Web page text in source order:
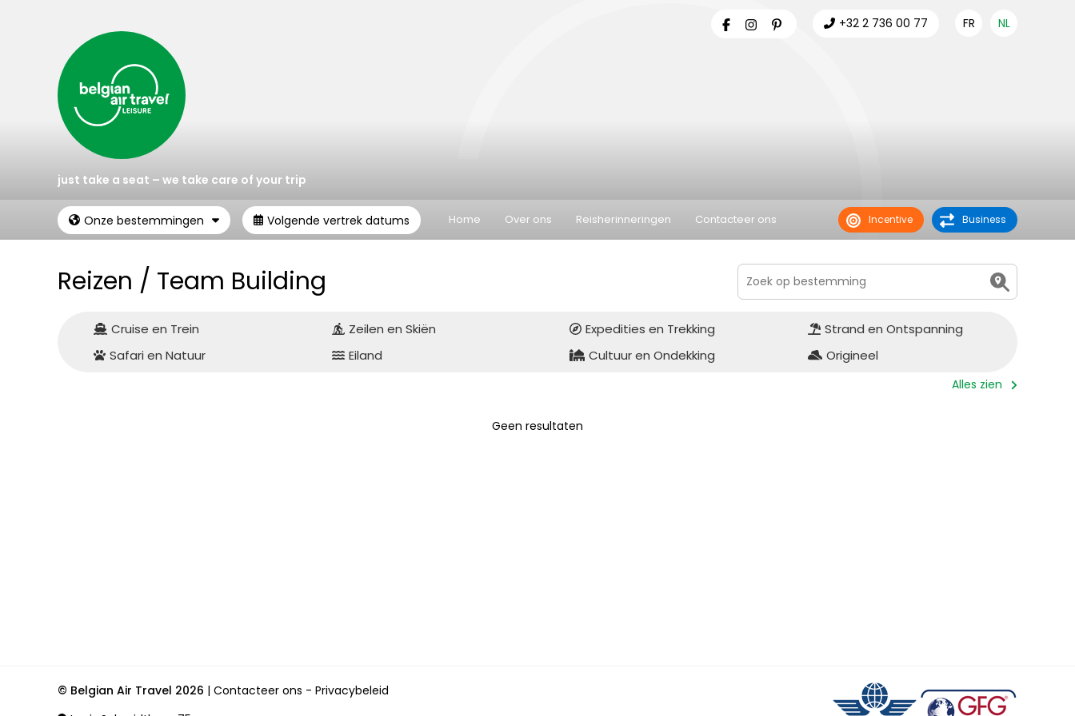
+32 2 736 00 77 FR NL
just take a seat – we take care of your trip
Onze bestemmingen Volgende vertrek datums Home Over ons Reisherinneringen Contacteer ons Incentive Business
Reizen / Team Building
Cruise en Trein Zeilen en Skiën Expedities en Trekking
Strand en Ontspanning
Safari en Natuur
Eiland Cultuur en Ondekking Origineel
Alles zien
Geen resultaten
© Belgian Air Travel 2026 | Contacteer ons
Privacybeleid